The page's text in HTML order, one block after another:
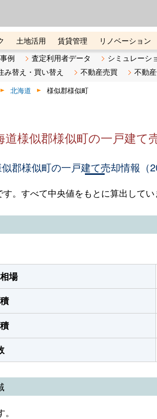
土地活用 賃貸管理 リノベーション
講座 リビンマガジンBiz 不動産売却ご
例 査定利用者データ
シミュレーシ
み替え・買い替え 不動産売買 不動
北海道 様似郡様似町
道様似郡様似町の一戸建て
郡様似町の一戸建て売却情報（
。すべて中央値をもとに算出してい
場